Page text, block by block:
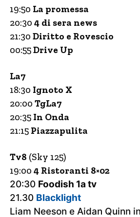
19:50 La promessa
20:30 4 di sera news
21:30 Diritto e Rovescio
00:55Drive Up
La7
18:30 Ignoto X
20:00 TgLa7
20:35 In Onda
21:15 Piazzapulita
Tv8 (Sky 125)
19:00 4 Ristoranti 8×02
20:30 Foodish 1a tv
21.30 Blacklight
Liam Neeson e Aidan Quinn